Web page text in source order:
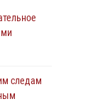
следам